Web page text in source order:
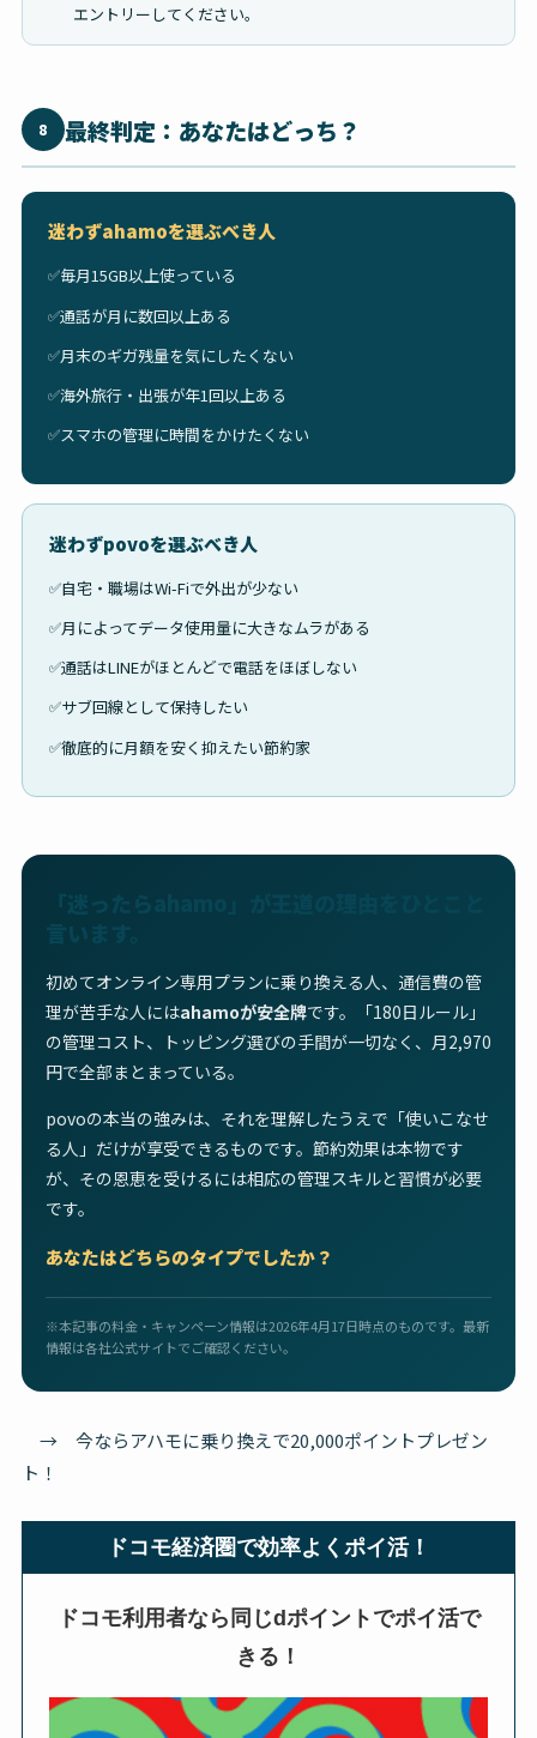
エントリーしてください。
8 最終判定：あなたはどっち？
迷わずahamoを選ぶべき人
毎月15GB以上使っている
通話が月に数回以上ある
月末のギガ残量を気にしたくない
海外旅行・出張が年1回以上ある
スマホの管理に時間をかけたくない
迷わずpovoを選ぶべき人
自宅・職場はWi-Fiで外出が少ない
月によってデータ使用量に大きなムラがある
通話はLINEがほとんどで電話をほぼしない
サブ回線として保持したい
徹底的に月額を安く抑えたい節約家
「迷ったらahamo」が王道の理由をひとこと
初めてオンライン専用プランに乗り換える人、通信費の管
理が苦手な人にはahamoが安全牌です。「180日ルール」
の管理コスト、トッピング選びの手間が一切なく、月2,970
円で全部まとまっている。
povoの本当の強みは、それを理解したうえで「使いこなせ
る人」だけが享受できるものです。節約効果は本物です
が、その恩恵を受けるには相応の管理スキルと習慣が必要
です。
あなたはどちらのタイプでしたか？
※本記事の料金・キャンペーン情報は2026年4月17日時点のものです。最新
情報は各社公式サイトでご確認ください。
→ 今ならアハモに乗り換えで20,000ポイントプレゼン
ト！
ドコモ経済圏で効率よくポイ活！
ドコモ利用者なら同じdポイントでポイ活で
きる！